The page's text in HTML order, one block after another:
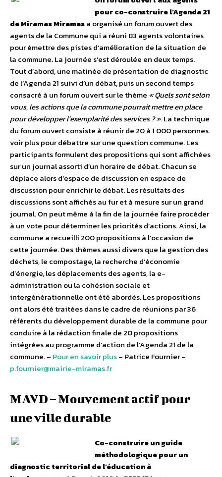
pour co-construire l’Agenda 21
de MiramasMiramasa organisé un forum ouvert des
agents de la Commune qui a réuni 83 agents volontaires
pour émettre des pistes d’amélioration de la situation de
la commune. La journée s’est déroulée en deux temps.
Tout d’abord, une matinée de présentation de diagnostic
de l’Agenda 21 suivi d’un débat, puis un second temps
consacré à un forum ouvert sur le thème « Quels sont selon
vous, les actions que la commune pourrait mettre en place
pour développer l’exemplarité des services ? ».La technique
du forum ouvert consiste à réunir de 20 à 1 000 personnes
voir plus pour débattre sur une question commune. Les
participants formulent des propositions qui sont affichées
sur un journal assorti d’un horaire de débat. Chacun se
déplace alors d’espace de discussion en espace de
discussion pour enrichir le débat. Les résultats des
discussions sont affichés au fur et à mesure sur un grand
journal. On peut même à la fin de la journée faire procéder
à un vote pour déterminer les priorités d’actions. Ainsi, la
commune a recueilli 200 propositions à l’occasion de
cette journée. Des thèmes aussi divers que la gestion des
déchets, le compostage, la recherche d’économie
d’énergie, les déplacements des agents, la e-
administration ou la cohésion sociale et
intergénérationnelle ont été abordés. Les propositions
ont alors été traitées dans le cadre de réunions par 36
référents du développement durable de la commune pour
conduire à la rédaction finale de 20 propositions
intégrées au programme d’action de l’Agenda 21 de la
commune. – Pour en savoir plus– Patrice Fournier –
p.fournier@mairie-miramas.fr
MAVD – Mouvement actif pour
une ville durable
Co-construire un guide
méthodologique pour un
diagnostic territorial de l’éducation à